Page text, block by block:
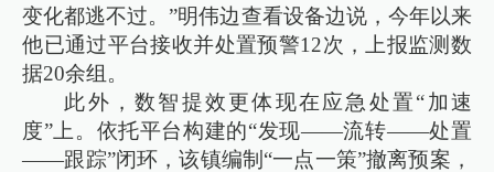
变化都逃不过。”明伟边查看设备边说，今年以来
他已通过平台接收并处置预警12次，上报监测数
据20余组。
此外，数智提效更体现在应急处置“加速
度”上。依托平台构建的“发现——流转——处置
——跟踪”闭环，该镇编制“一点一策”撤离预案，